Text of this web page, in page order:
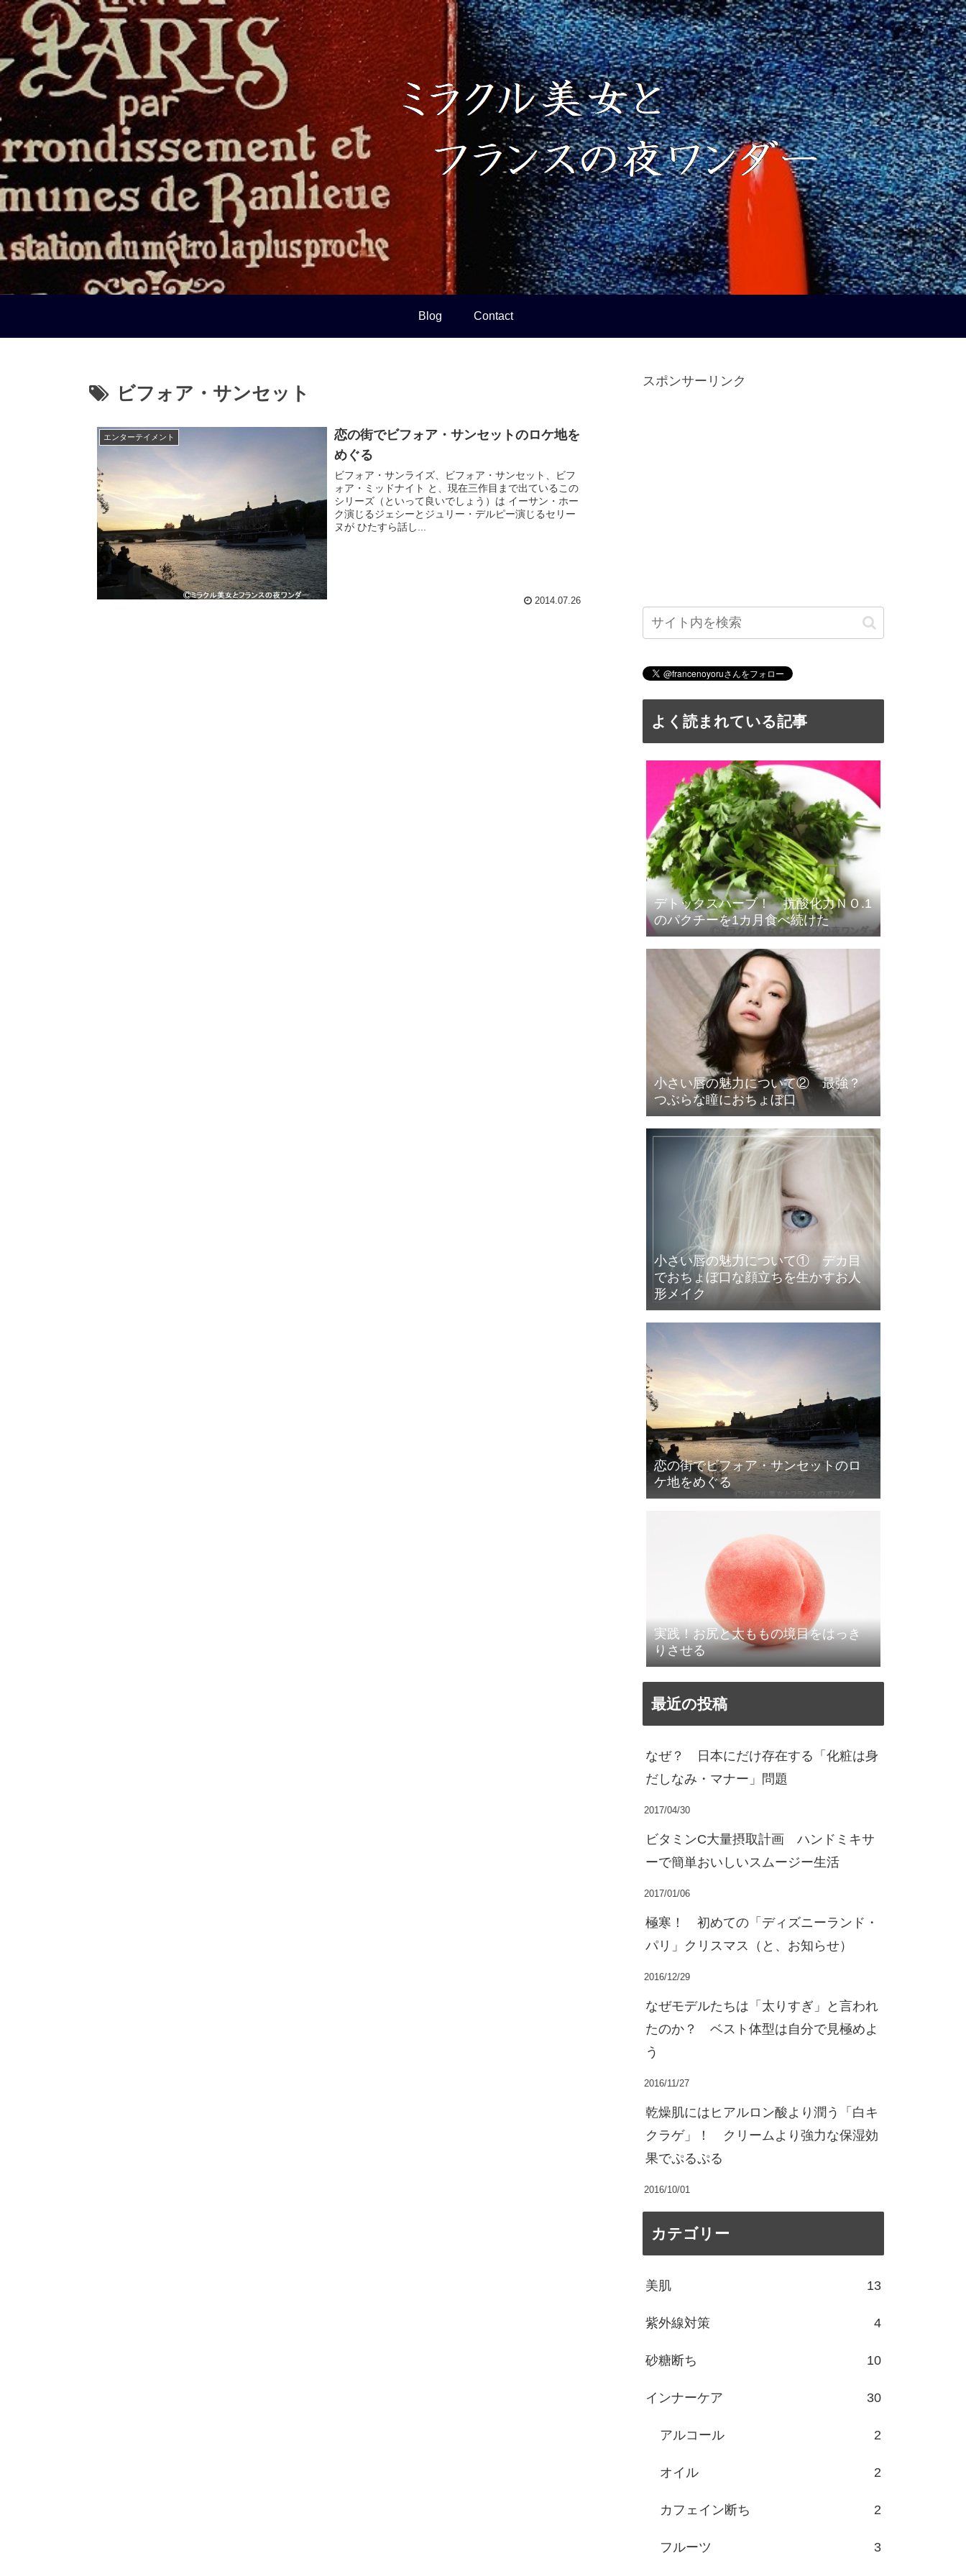
Blog Contact
ビフォア・サンセット
エンターテイメント
恋の街でビフォア・サンセットのロケ地を
めぐる
ビフォア・サンライズ、ビフォア・サンセット、ビフ
ォア・ミッドナイト と、現在三作目まで出ているこの
シリーズ（といって良いでしょう）は イーサン・ホー
ク演じるジェシーとジュリー・デルピー演じるセリー
ヌが ひたすら話し...
2014.07.26
スポンサーリンク
よく読まれている記事
デトックスハーブ！ 抗酸化力ＮＯ.1
のパクチーを1カ月食べ続けた
小さい唇の魅力について② 最強？
つぶらな瞳におちょぼ口
小さい唇の魅力について① デカ目
でおちょぼ口な顔立ちを生かすお人
形メイク
恋の街でビフォア・サンセットのロ
ケ地をめぐる
実践！お尻と太ももの境目をはっき
りさせる
最近の投稿
なぜ？ 日本にだけ存在する「化粧は身
だしなみ・マナー」問題
2017/04/30
ビタミンC大量摂取計画 ハンドミキサ
ーで簡単おいしいスムージー生活
2017/01/06
極寒！ 初めての「ディズニーランド・
パリ」クリスマス（と、お知らせ）
2016/12/29
なぜモデルたちは「太りすぎ」と言われ
たのか？ ベスト体型は自分で見極めよ
う
2016/11/27
乾燥肌にはヒアルロン酸より潤う「白キ
クラゲ」！ クリームより強力な保湿効
果でぷるぷる
2016/10/01
カテゴリー
美肌 13
紫外線対策 4
砂糖断ち 10
インナーケア 30
アルコール 2
オイル 2
カフェイン断ち 2
フルーツ 3